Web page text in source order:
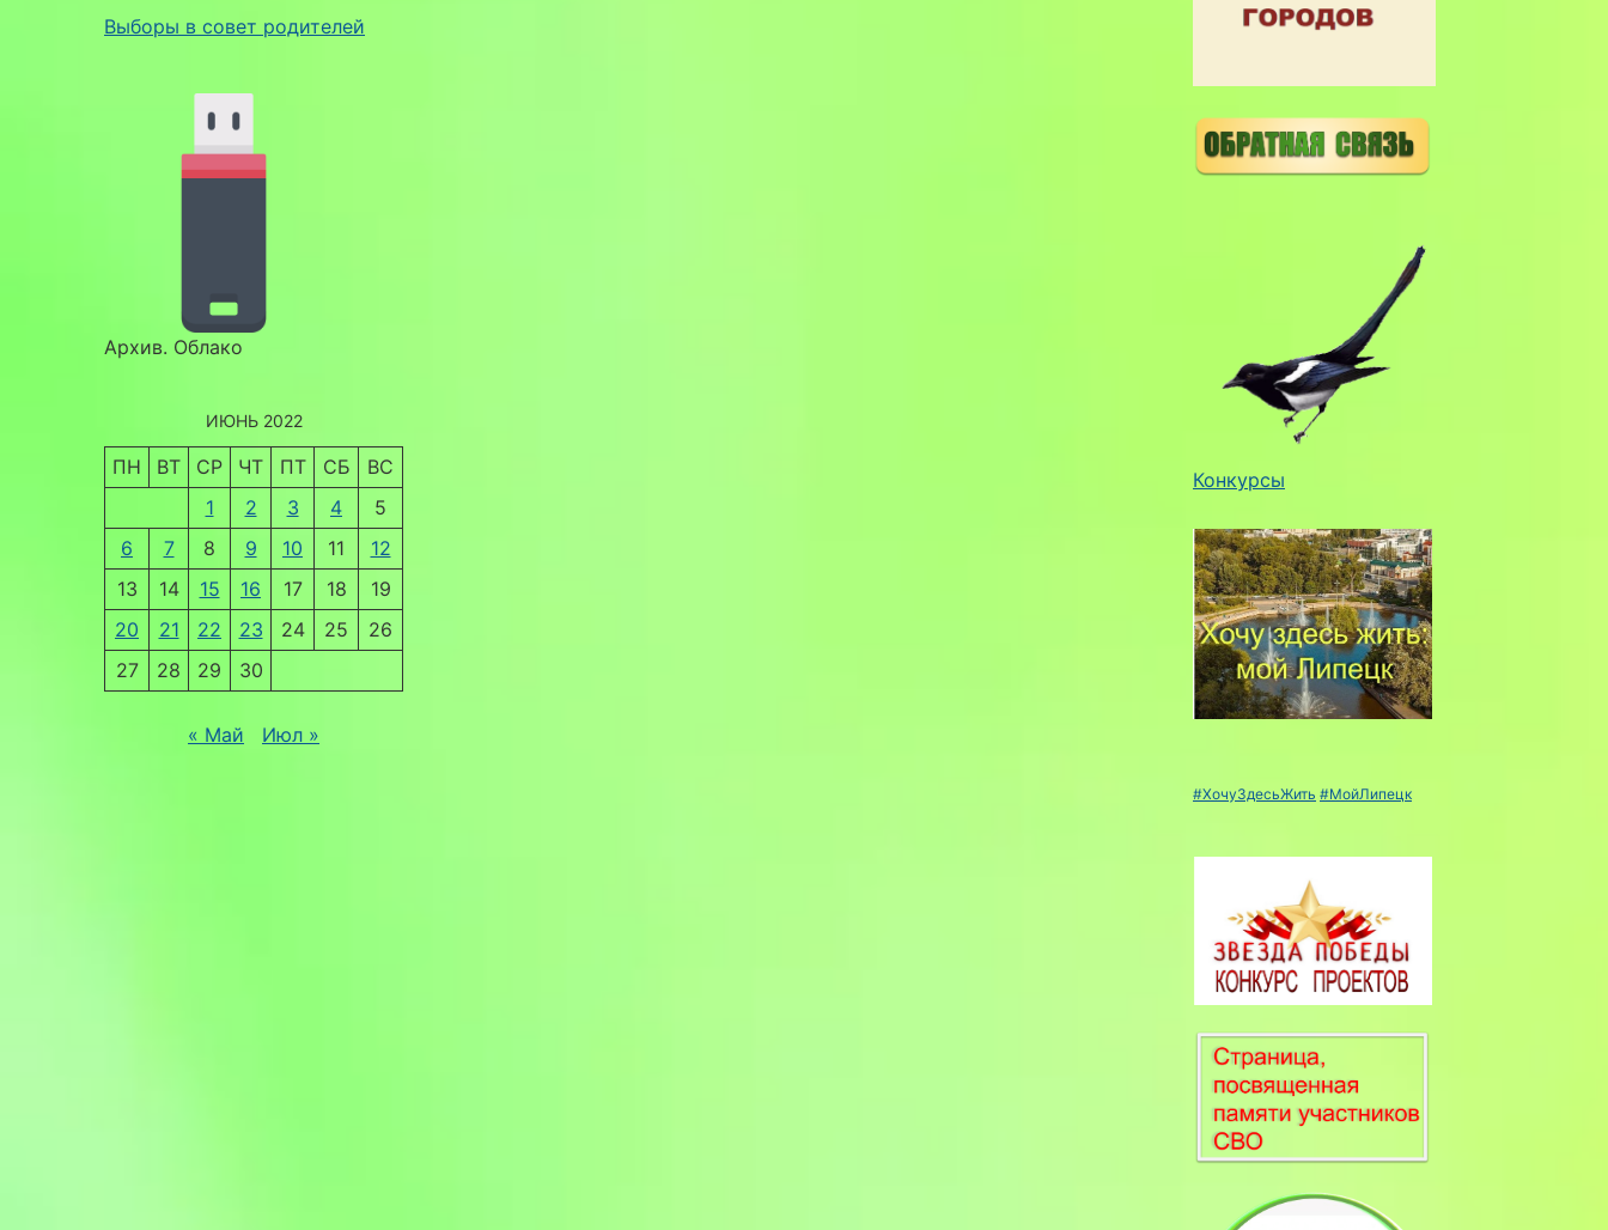
Выборы в совет родителей
Архив. Облако
ИЮНЬ 2022
ПН ВТ СР ЧТ ПТ СБ
ВС
1
2 3 4
5
6
7 8 9 10 11
12
13
14 15 16 17 18
19
20
21 22 23 24 25
26
27
28 29 30
« Май Июл »
Конкурсы
#ХочуЗдесьЖить #МойЛипецк